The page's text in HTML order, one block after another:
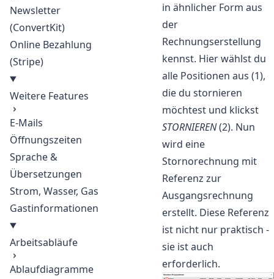
Newsletter
(ConvertKit)
Online Bezahlung
(Stripe)
Weitere Features
E-Mails
Öffnungszeiten
Sprache &
Übersetzungen
Strom, Wasser, Gas
Gastinformationen
Arbeitsabläufe
Ablaufdiagramme
in ähnlicher Form aus
der
Rechnungserstellung
kennst. Hier wählst du
alle Positionen aus (1),
die du stornieren
möchtest und klickst
STORNIEREN(2). Nun
wird eine
Stornorechnung mit
Referenz zur
Ausgangsrechnung
erstellt. Diese Referenz
ist nicht nur praktisch -
sie ist auch
erforderlich.